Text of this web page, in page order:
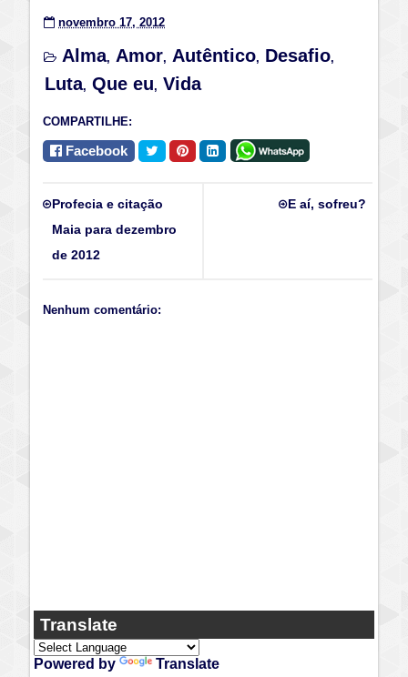
novembro 17, 2012
Alma, Amor, Autêntico, Desafio,
Luta, Que eu, Vida
COMPARTILHE:
Facebook
E aí, sofreu?
Profecia e citação
Maia para dezembro
de 2012
Nenhum comentário:
Translate
Powered by Translate